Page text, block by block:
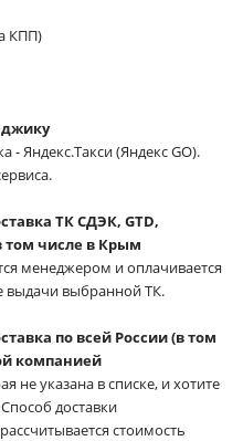
КПП)
- Яндекс.Такси (Яндекс GO).
ТК СДЭК, GTD,
том числе в Крым
менеджером и оплачивается
выдачи выбранной ТК.
по всей России (в том
компанией
не указана в списке, и хотите
доставки
стоимость